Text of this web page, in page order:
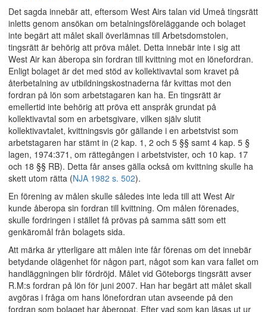
Det sagda innebär att, eftersom West Airs talan vid Umeå tingsrätt
inletts genom ansökan om betalningsföreläggande och bolaget
inte begärt att målet skall överlämnas till Arbetsdomstolen,
tingsrätt är behörig att pröva målet. Detta innebär inte i sig att
West Air kan åberopa sin fordran till kvittning mot en lönefordran.
Enligt bolaget är det med stöd av kollektivavtal som kravet på
återbetalning av utbildningskostnaderna får kvittas mot den
fordran på lön som arbetstagaren kan ha. En tingsrätt är
emellertid inte behörig att pröva ett anspråk grundat på
kollektivavtal som en arbetsgivare, vilken själv slutit
kollektivavtalet, kvittningsvis gör gällande i en arbetstvist som
arbetstagaren har stämt in (2 kap. 1, 2 och 5 §§ samt 4 kap. 5 §
lagen, 1974:371, om rättegången i arbetstvister, och 10 kap. 17
och 18 §§ RB). Detta får anses gälla också om kvittning skulle ha
skett utom rätta (NJA 1982 s. 502).
En förening av målen skulle således inte leda till att West Air
kunde åberopa sin fordran till kvittning. Om målen förenades,
skulle fordringen i stället få prövas på samma sätt som ett
genkäromål från bolagets sida.
Att märka är ytterligare att målen inte får förenas om det innebär
betydande olägenhet för någon part, något som kan vara fallet om
handläggningen blir fördröjd. Målet vid Göteborgs tingsrätt avser
R.M:s fordran på lön för juni 2007. Han har begärt att målet skall
avgöras i fråga om hans lönefordran utan avseende på den
fordran som bolaget har åberopat. Efter vad som kan läsas ut ur